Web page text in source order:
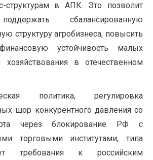
структурам в АПК. Это позволит
сбалансированную
структуру агробизнеса, повысить
устойчивость малых
в отечественном
политика, регулировка
шор конкурентного давления со
через блокирование РФ с
торговыми институтами, типа
требования к российским